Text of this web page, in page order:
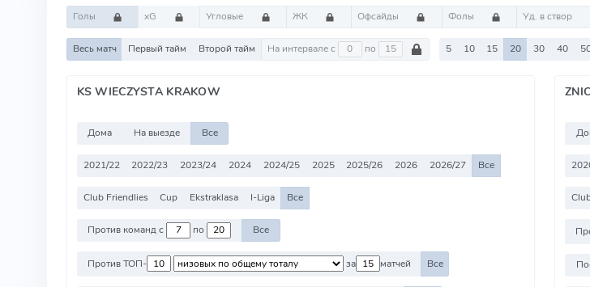
Голы xG Угловые ЖК Офсайды Фолы Уд. в створ
Весь матч Первый тайм Второй тайм На интервале с по 5 10 15 20 30 40
KS WIECZYSTA KRAKOW
Дома На выезде Все
2021/22 2022/23 2023/24 2024 2024/25 2025 2025/26 2026 2026/27 Все
Club Friendlies Cup Ekstraklasa I-Liga Все
Против команд с по Все
Против ТОП- за матчей Все